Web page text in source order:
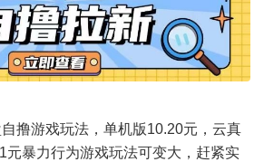
撸游戏玩法，单机版10.20元，云真
元暴力行为游戏玩法可变大，赶紧实